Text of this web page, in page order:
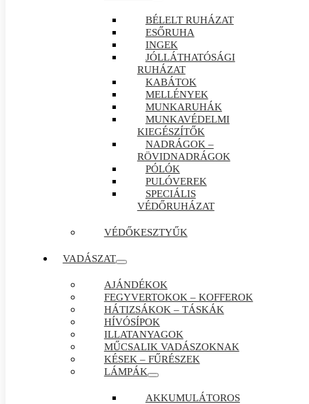
BÉLELT RUHÁZAT
ESŐRUHA
INGEK
JÓLLÁTHATÓSÁGI
RUHÁZAT
KABÁTOK
MELLÉNYEK
MUNKARUHÁK
MUNKAVÉDELMI
KIEGÉSZÍTŐK
NADRÁGOK –
RÖVIDNADRÁGOK
PÓLÓK
PULÓVEREK
SPECIÁLIS
VÉDŐRUHÁZAT
VÉDŐKESZTYŰK
VADÁSZAT
AJÁNDÉKOK
FEGYVERTOKOK – KOFFEROK
HÁTIZSÁKOK – TÁSKÁK
HÍVÓSÍPOK
ILLATANYAGOK
MŰCSALIK VADÁSZOKNAK
KÉSEK – FŰRÉSZEK
LÁMPÁK
AKKUMULÁTOROS